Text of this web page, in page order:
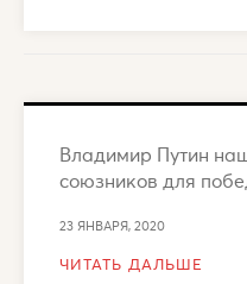
Владимир Путин
союзников для
23 ЯНВАРЯ, 2020
ЧИТАТЬ ДАЛЬШЕ